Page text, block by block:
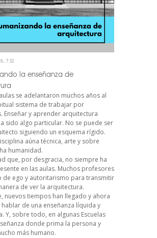
7:32
la enseñanza de
se adelantaron muchos años al
sistema de trabajar por
Enseñar y aprender arquitectura
sido algo particular. No se puede ser
siguiendo un esquema rígido.
aúna técnica, arte y sobre
humanidad.
que, por desgracia, no siempre ha
en las aulas. Muchos profesores
de ego y autoritarismo para transmitir
de ver la arquitectura.
nuevos tiempos han llegado y ahora
de una enseñanza líquida y
Y, sobre todo, en algunas Escuelas
donde prima la persona y
más humano.